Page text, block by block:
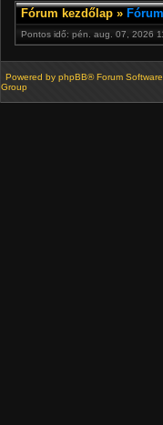
Fórum kezdőlap »
Pontos idő: pén. aug. 07, 2026
Powered by phpBB® Forum
Group